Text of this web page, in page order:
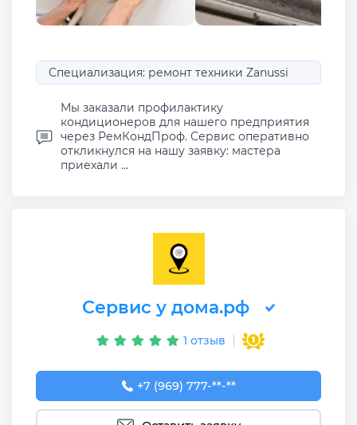
Специализация: ремонт техники Zanussi
Мы заказали профилактику
кондиционеров для нашего предприятия
через РемКондПроф. Сервис оперативно
откликнулся на нашу заявку: мастера
приехали ...
Сервис у дома.рф
1 отзыв
+7 (969) 777-50-55
+7 (969) 777-**-**